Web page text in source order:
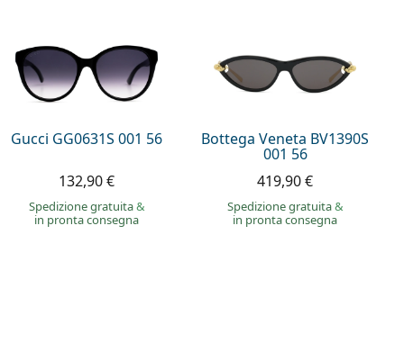
Gucci GG0631S 001 56
132,90 €
Spedizione gratuita&
in pronta consegna
Bottega Veneta BV1390S
001 56
419,90 €
Spedizione gratuita&
in pronta consegna